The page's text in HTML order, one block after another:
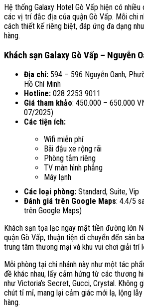
Hệ thống Galaxy Hotel Gò Vấp hiện có nhiều
các vị trí đắc địa của quận Gò Vấp. Mỗi chi
cách thiết kế riêng biệt, đáp ứng đa dạng
hàng.
Khách sạn Galaxy Gò Vấp – Nguyễn
Địa chỉ: 594 – 596 Nguyễn Oanh,
Hồ Chí Minh
Hotline: 028 2253 9011
Giá tham khảo: 450.000 – 650.000
07/2025)
Các tiện ích:
Wifi miễn phí
Bãi đậu xe rộng rãi
Phòng tắm riêng
TV màn hình phẳng
Máy lạnh
Các loại phòng: Standard, Suite, Vip
Đánh giá trên Google Maps: 4.4/5
trên Google Maps)
Khách sạn tọa lạc ngay mặt tiền đường lớn
quận Gò Vấp, thuận tiện di chuyển đến sân
trung tâm thương mại và khu vui chơi giải trí
Mỗi phòng tại chi nhánh này như một tác
đề khác nhau, lấy cảm hứng từ các thương
như Victoria’s Secret, Gucci, Crystal. Không
chút tỉ mỉ, mang lại cảm giác mới lạ, lộng
hàng.